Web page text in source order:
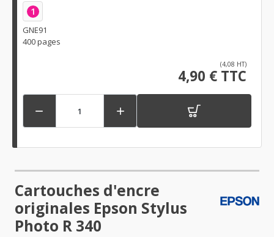
1
GNE91
400 pages
(4,08 HT)
4,90 € TTC
 
Cartouches d'encre
originales Epson Stylus
Photo R 340